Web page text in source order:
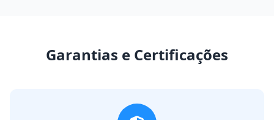
Garantias e Certificações